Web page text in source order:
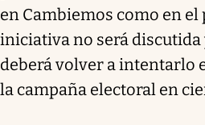
en Cambiemos como en
iniciativa no será
deberá volver a intentarlo
la campaña electoral en